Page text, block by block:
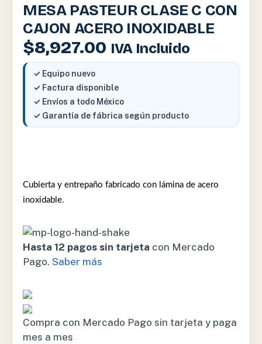
MESA PASTEUR CLASE C CON
CAJON ACERO INOXIDABLE
$8,927.00 IVA Incluido
✓ Equipo nuevo
✓ Factura disponible
✓ Envíos a todo México
✓ Garantía de fábrica según producto
Cubierta y entrepaño fabricado con lámina de acero
inoxidable.
Hasta 12 pagos sin tarjeta con Mercado
Pago. Saber más
Compra con Mercado Pago sin tarjeta y paga
mes a mes